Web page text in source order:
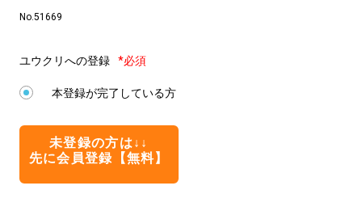
No.51669
ユウクリへの登録 *必須
本登録が完了している方
未登録の方は↓↓
先に会員登録【無料】